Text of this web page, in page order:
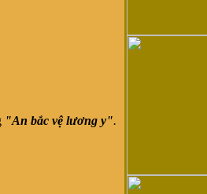
"An bắc vệ lương y".